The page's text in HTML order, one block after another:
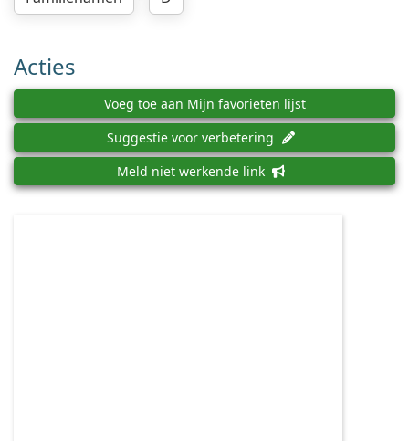
Acties
Voeg toe aan Mijn favorieten lijst
Suggestie voor verbetering
Meld niet werkende link